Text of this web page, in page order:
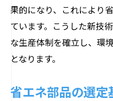
果的になり、これにより
ています。こうした新技
な生産体制を確立し、環
となります。
省エネ部品の選